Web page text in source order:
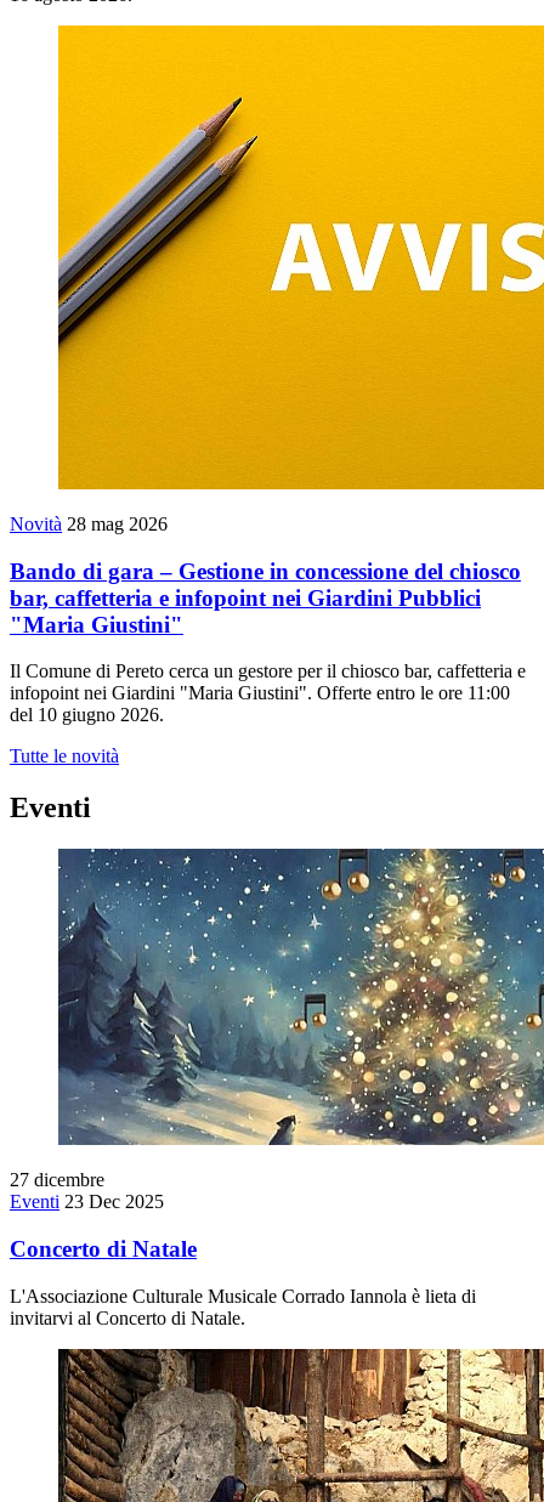
Novità 28 mag 2026
Bando di gara – Gestione in concessione del chiosco
bar, caffetteria e infopoint nei Giardini Pubblici
"Maria Giustini"
Il Comune di Pereto cerca un gestore per il chiosco bar, caffetteria e
infopoint nei Giardini "Maria Giustini". Offerte entro le ore 11:00
del 10 giugno 2026.
Tutte le novità
Eventi
27 dicembre
Eventi 23 Dec 2025
Concerto di Natale
L'Associazione Culturale Musicale Corrado Iannola è lieta di
invitarvi al Concerto di Natale.